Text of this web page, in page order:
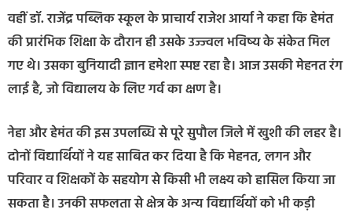
वहीं डॉ. राजेंद्र पब्लिक स्कूल के प्राचार्य राजेश आर्या ने कहा कि हेमंत
की प्रारंभिक शिक्षा के दौरान ही उसके उज्ज्वल भविष्य के संकेत मिल
गए थे। उसका बुनियादी ज्ञान हमेशा स्पष्ट रहा है। आज उसकी मेहनत रंग
लाई है, जो विद्यालय के लिए गर्व का क्षण है।
नेहा और हेमंत की इस उपलब्धि से पूरे सुपौल जिले में खुशी की लहर है।
दोनों विद्यार्थियों ने यह साबित कर दिया है कि मेहनत, लगन और
परिवार व शिक्षकों के सहयोग से किसी भी लक्ष्य को हासिल किया जा
सकता है। उनकी सफलता से क्षेत्र के अन्य विद्यार्थियों को भी कड़ी